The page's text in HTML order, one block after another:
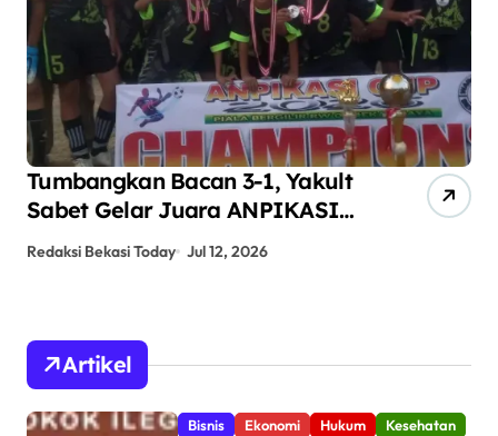
Tumbangkan Bacan 3-1, Yakult
Sabet Gelar Juara ANPIKASI
Redaksi Bekasi Today Jul 12, 2026
Artikel
Bisnis Ekonomi Hukum
Kesehatan